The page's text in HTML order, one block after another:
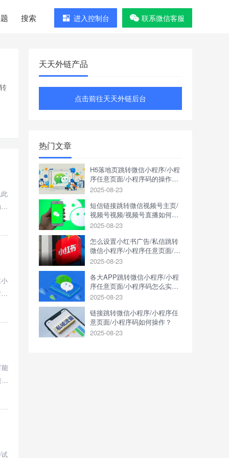
搜索 进入控制台 联系微信客服
天天外链产品
点击前往天天外链后台
热门文章
H5落地页跳转微信小程序/小程
序任意页面/小程序码的操作方
式是什么？
2025-08-23
短信链接跳转微信视频号主页/
视频号视频/视频号直播如何操
作？
2025-08-23
怎么设置小红书广告/私信跳转
微信小程序/小程序任意页面/小
程序码？
2025-08-23
各大APP跳转微信小程序/小程
序任意页面/小程序码怎么实
现？
2025-08-23
链接跳转微信小程序/小程序任
意页面/小程序码如何操作？
2025-08-23